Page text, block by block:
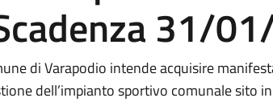
31/
di Varapodio intende acquisire
dell’impianto sportivo comunale sito